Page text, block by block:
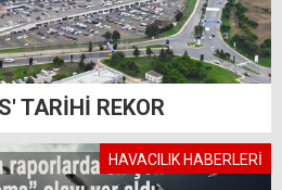
TARİHİ REKOR
HAVACILIK HABERLERİ